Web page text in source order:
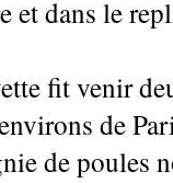
et dans le
fit venir
de
de poules